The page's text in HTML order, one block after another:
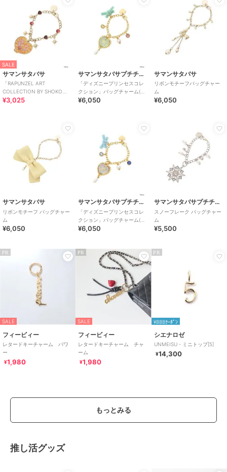
SALE
サマンサタバサ
「RAPUNZEL ART
COLLECTION BY SHOKO
NAKAGAWA」バッグチャーム
¥3,025
サマンサタバサプチチョイス
「ディズニープリンセスコレ
クション」バッグチャーム(ア
リエル)
¥6,050
サマンサタバサ
リボンモチーフバッグチャー
ム
¥6,050
サマンサタバサ
リボンモチーフ バッグチャー
ム
¥6,050
サマンサタバサプチチョイス
「ディズニープリンセスコレ
クション」バッグチャーム(シ
ンデレラ)
¥6,050
サマンサタバサプチチョイス
スノーフレーク バッグチャー
ム
¥5,500
PR
SALE
フィービィー
レタードキーチャーム パワ
ー
¥1,980
PR
SALE
フィービィー
レタードキーチャーム チャ
ーム
¥1,980
PR
¥888ｸｰﾎﾟﾝ
シエナロゼ
UNMEISU・ミニトップ[5]
¥14,300
もっとみる
推し活グッズ